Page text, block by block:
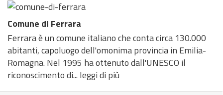
Comune di Ferrara
Ferrara è un comune italiano che conta circa 130.000
abitanti, capoluogo dell'omonima provincia in Emilia-
Romagna. Nel 1995 ha ottenuto dall'UNESCO il
riconoscimento di... leggi di più